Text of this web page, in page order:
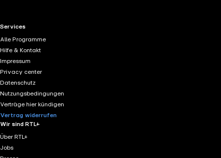
RTL+ useful links.
Services
Alle Programme
Hilfe & Kontakt
Impressum
Privacy center
Datenschutz
Nutzungsbedingungen
Verträge hier kündigen
Vertrag widerrufen
Wir sind RTL+
Über RTL+
Jobs